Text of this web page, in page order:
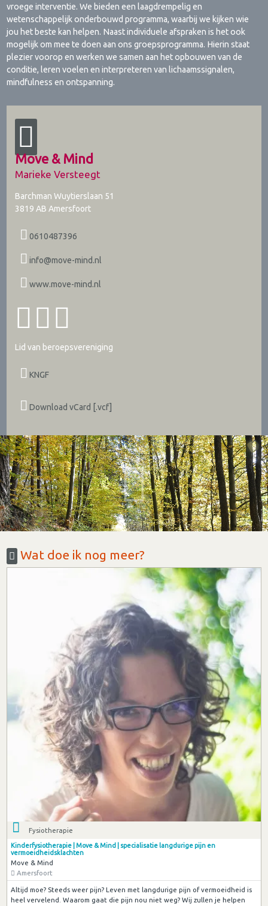
vroege interventie. We bieden een laagdrempelig en
wetenschappelijk onderbouwd programma, waarbij we kijken wie
jou het beste kan helpen. Naast individuele afspraken is het ook
mogelijk om mee te doen aan ons groepsprogramma. Hierin staat
plezier voorop en werken we samen aan het opbouwen van de
conditie, leren voelen en interpreteren van lichaamssignalen,
mindfulness en ontspanning.
Move & Mind
Marieke Versteegt
Barchman Wuytierslaan 51
3819 AB Amersfoort
0610487396
info@move-mind.nl
www.move-mind.nl
Lid van beroepsvereniging
KNGF
Download vCard [.vcf]
Wat doe ik nog meer?
Fysiotherapie
Kinderfysiotherapie | Move & Mind | specialisatie langdurige pijn en
vermoeidheidsklachten
Move & Mind
Amersfoort
Altijd moe? Steeds weer pijn? Leven met langdurige pijn of vermoeidheid is
heel vervelend. Waarom gaat die pijn nou niet weg? Wij zullen je helpen